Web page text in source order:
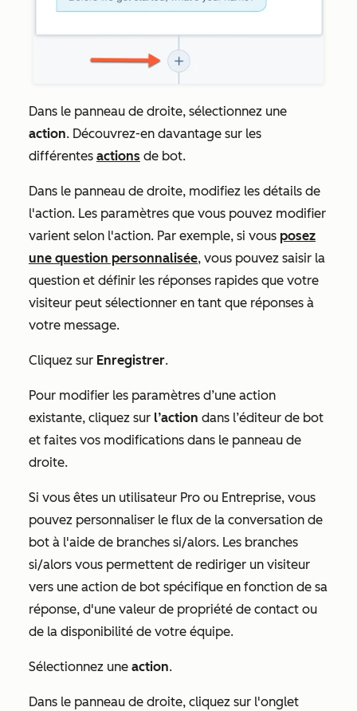
Dans le panneau de droite, sélectionnez une
action. Découvrez-en davantage sur les
différentes actions de bot.
Dans le panneau de droite, modifiez les détails de
l'action. Les paramètres que vous pouvez modifier
varient selon l'action. Par exemple, si vous posez
une question personnalisée, vous pouvez saisir la
question et définir les réponses rapides que votre
visiteur peut sélectionner en tant que réponses à
votre message.
Cliquez sur Enregistrer.
Pour modifier les paramètres d’une action
existante, cliquez sur l’action dans l’éditeur de bot
et faites vos modifications dans le panneau de
droite.
Si vous êtes un utilisateur Pro ou Entreprise, vous
pouvez personnaliser le flux de la conversation de
bot à l'aide de branches si/alors. Les branches
si/alors vous permettent de rediriger un visiteur
vers une action de bot spécifique en fonction de sa
réponse, d'une valeur de propriété de contact ou
de la disponibilité de votre équipe.
Sélectionnez une action.
Dans le panneau de droite, cliquez sur l'onglet